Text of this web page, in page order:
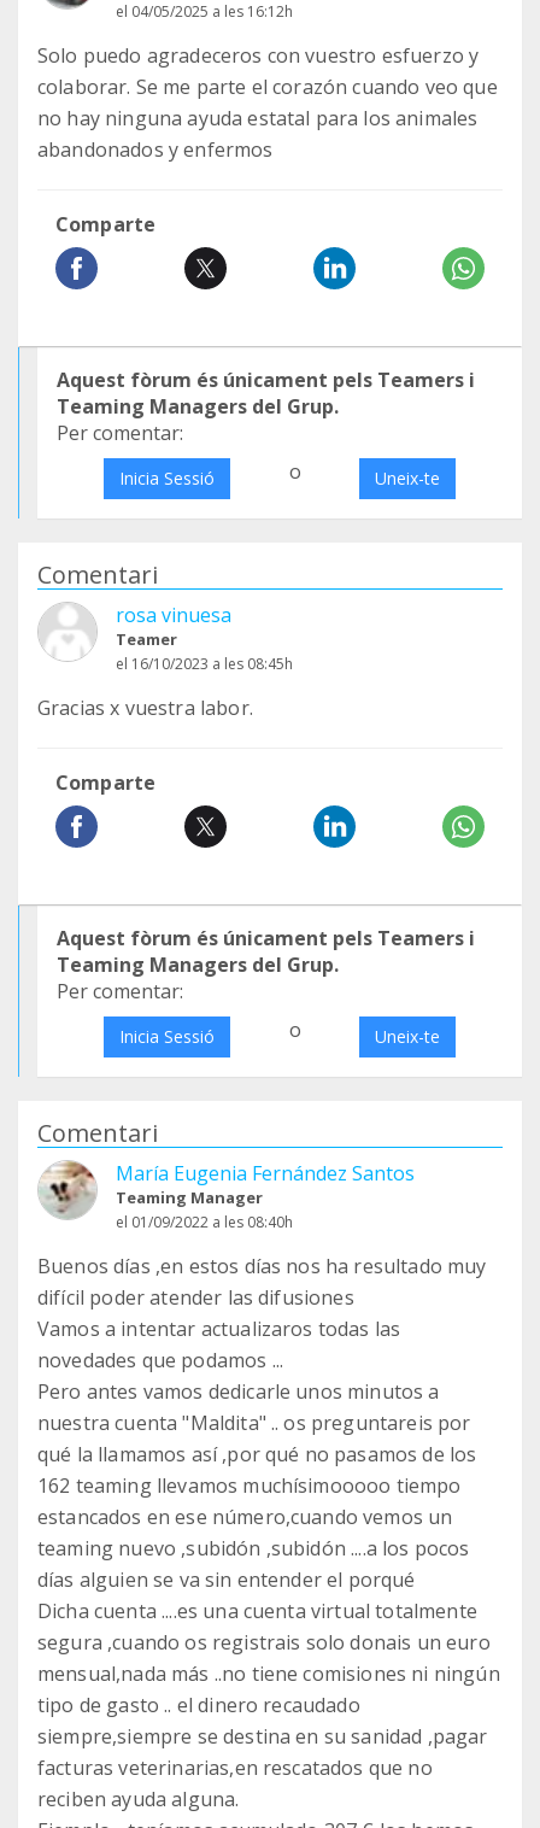
el 04/05/2025 a les 16:12h
Solo puedo agradeceros con vuestro esfuerzo y
colaborar. Se me parte el corazón cuando veo que
no hay ninguna ayuda estatal para los animales
abandonados y enfermos
Comparte
Aquest fòrum és únicament pels Teamers i
Teaming Managers del Grup.
Per comentar:
Inicia Sessió o Uneix-te
Comentari
rosa vinuesa
Teamer
el 16/10/2023 a les 08:45h
Gracias x vuestra labor.
Comparte
Aquest fòrum és únicament pels Teamers i
Teaming Managers del Grup.
Per comentar:
Inicia Sessió o Uneix-te
Comentari
María Eugenia Fernández Santos
Teaming Manager
el 01/09/2022 a les 08:40h
Buenos días ,en estos días nos ha resultado muy
difícil poder atender las difusiones
Vamos a intentar actualizaros todas las
novedades que podamos ...
Pero antes vamos dedicarle unos minutos a
nuestra cuenta "Maldita" .. os preguntareis por
qué la llamamos así ,por qué no pasamos de los
162 teaming llevamos muchísimooooo tiempo
estancados en ese número,cuando vemos un
teaming nuevo ,subidón ,subidón ....a los pocos
días alguien se va sin entender el porqué
Dicha cuenta ....es una cuenta virtual totalmente
segura ,cuando os registrais solo donais un euro
mensual,nada más ..no tiene comisiones ni ningún
tipo de gasto .. el dinero recaudado
siempre,siempre se destina en su sanidad ,pagar
facturas veterinarias,en rescatados que no
reciben ayuda alguna.